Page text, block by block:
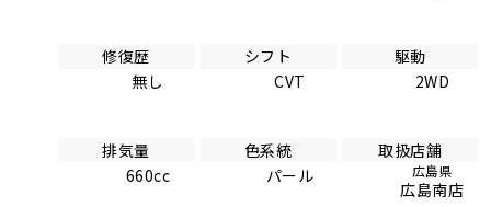
修復歴
無し
シフト
CVT
駆動
2WD
排気量
660cc
色系統
パール
取扱店舗
広島県
広島南店